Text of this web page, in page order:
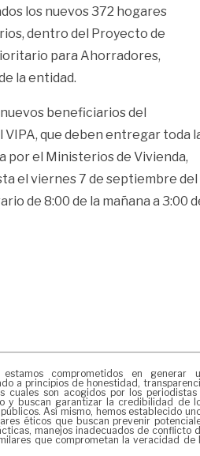
los nuevos 372 hogares
dentro del Proyecto de
para Ahorradores,
la entidad.
beneficiarios del
que deben entregar toda
por el Ministerios de Vivienda,
el viernes 7 de septiembre del
de 8:00 de la mañana a 3:00
estamos comprometidos en generar
a principios de honestidad,
cuales son acogidos por los periodistas
y buscan garantizar la credibilidad de
Así mismo, hemos establecido
éticos que buscan prevenir
manejos inadecuados de conflicto
que comprometan la veracidad de